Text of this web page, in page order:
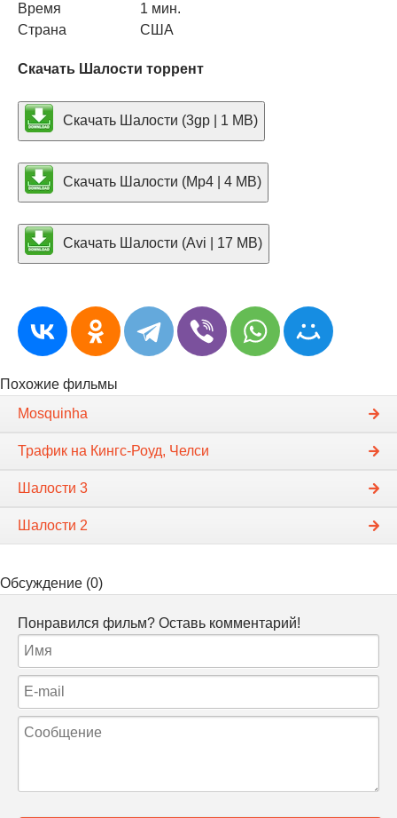
Время
1 мин.
Страна
США
Скачать Шалости торрент
Скачать Шалости (3gp | 1 MB)
Скачать Шалости (Mp4 | 4 MB)
Скачать Шалости (Avi | 17 MB)
Похожие фильмы
Mosquinha
Трафик на Кингс-Роуд, Челси
Шалости 3
Шалости 2
Обсуждение (0)
Понравился фильм? Оставь комментарий!